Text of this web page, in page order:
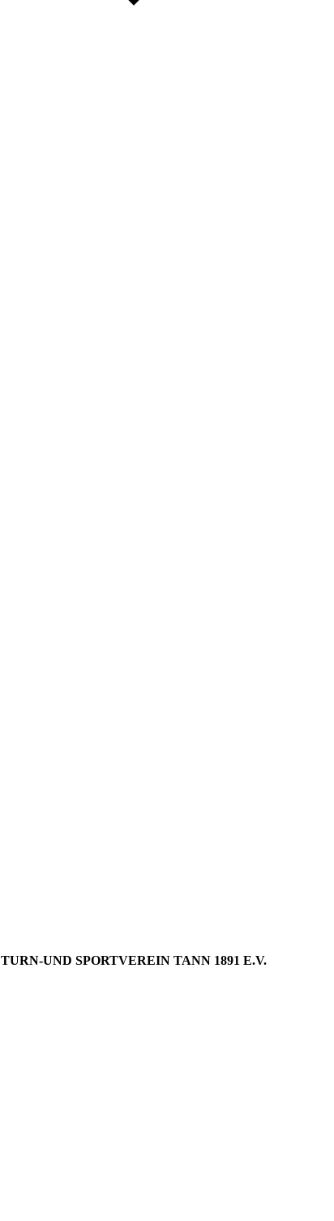
TURN-UND SPORTVEREIN TANN 1891 E.V.